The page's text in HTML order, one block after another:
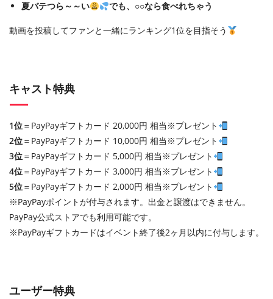
夏バテつら～～い
でも、○○なら食べれちゃう
動画を投稿してファンと一緒にランキング1位を目指そう
キャスト特典
1位＝PayPayギフトカード 20,000円 相当※プレゼント
2位＝PayPayギフトカード 10,000円 相当※プレゼント
3位＝PayPayギフトカード 5,000円 相当※プレゼント
4位＝PayPayギフトカード 3,000円 相当※プレゼント
5位＝PayPayギフトカード 2,000円 相当※プレゼント
※PayPayポイントが付与されます。出金と譲渡はできません。
PayPay公式ストアでも利用可能です。
※PayPayギフトカードはイベント終了後2ヶ月以内に付与します。
ユーザー特典